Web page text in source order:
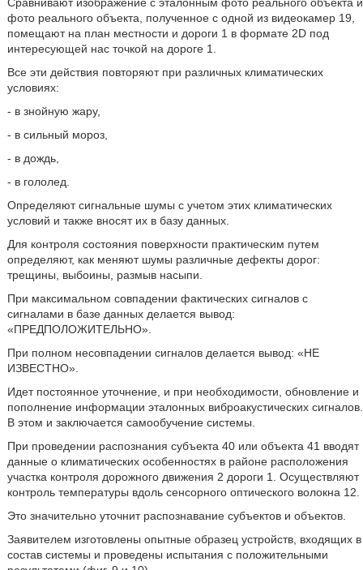
фото реального объекта, полученное с одной из видеокамер 19,
помещают на план местности и дороги 1 в формате 2D под
интересующей нас точкой на дороге 1.
Все эти действия повторяют при различных климатических
условиях:
- в знойную жару,
- в сильный мороз,
- в дождь,
- в гололед.
Определяют сигнальные шумы с учетом этих климатических
условий и также вносят их в базу данных.
Для контроля состояния поверхности практическим путем
определяют, как меняют шумы различные дефекты дорог:
трещины, выбоины, размыв насыпи.
При максимальном совпадении фактических сигналов с
сигналами в базе данных делается вывод:
«ПРЕДПОЛОЖИТЕЛЬНО».
При полном несовпадении сигналов делается вывод: «НЕ
ИЗВЕСТНО».
Идет постоянное уточнение, и при необходимости, обновление и
пополнение информации эталонных виброакустических сигналов.
В этом и заключается самообучение системы.
При проведении распознания субъекта 40 или объекта 41 вводят
данные о климатических особенностях в районе расположения
участка контроля дорожного движения 2 дороги 1. Осуществляют
контроль температуры вдоль сенсорного оптического волокна 12.
Это значительно уточнит распознавание субъектов и объектов.
Заявителем изготовлены опытные образец устройств, входящих в
состав системы и проведены испытания с положительными